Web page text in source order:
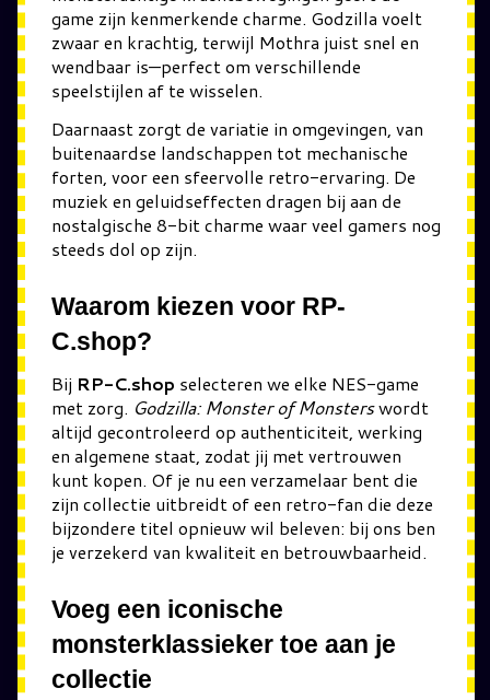
game zijn kenmerkende charme. Godzilla voelt
zwaar en krachtig, terwijl Mothra juist snel en
wendbaar is—perfect om verschillende
speelstijlen af te wisselen.
Daarnaast zorgt de variatie in omgevingen, van
buitenaardse landschappen tot mechanische
forten, voor een sfeervolle retro-ervaring. De
muziek en geluidseffecten dragen bij aan de
nostalgische 8-bit charme waar veel gamers nog
steeds dol op zijn.
Waarom kiezen voor RP-
C.shop?
Bij RP-C.shop selecteren we elke NES-game
met zorg. Godzilla: Monster of Monsterswordt
altijd gecontroleerd op authenticiteit, werking
en algemene staat, zodat jij met vertrouwen
kunt kopen. Of je nu een verzamelaar bent die
zijn collectie uitbreidt of een retro-fan die deze
bijzondere titel opnieuw wil beleven: bij ons ben
je verzekerd van kwaliteit en betrouwbaarheid.
Voeg een iconische
monsterklassieker toe aan je
collectie